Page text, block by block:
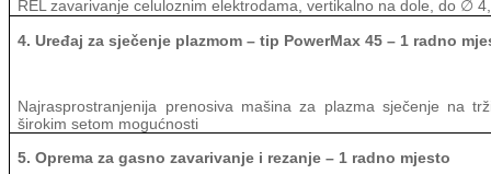
REL zavarivanje celuloznim elektrodama, vertikalno na dole, do ∅
4. Uređaj za sječenje plazmom – tip PowerMax 45 – 1 radno
Najrasprostranjenija prenosiva mašina za plazma sječenje na
širokim setom mogućnosti
5. Oprema za gasno zavarivanje i rezanje – 1 radno mjesto